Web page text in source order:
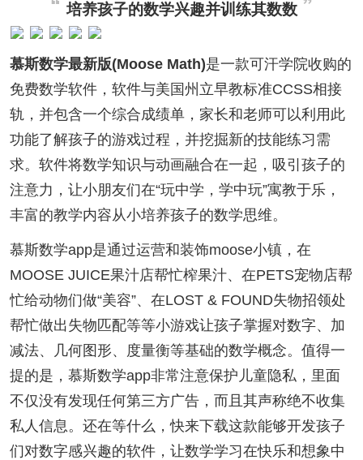
培养孩子的数学兴趣并训练其数数
慕斯数学最新版(Moose Math)是一款可汗学院收购的
免费数学软件，软件与美国州立早教标准CCSS相接
轨，并包含一个综合成绩单，家长和老师可以利用此
功能了解孩子的游戏过程，并挖掘新的技能练习需
求。软件将数学知识与动画融合在一起，吸引孩子的
注意力，让小朋友们在“玩中学，学中玩”寓教于乐，
丰富的教学内容从小培养孩子的数学思维。
慕斯数学app是通过运营和装饰moose小镇，在
MOOSE JUICE果汁店帮忙榨果汁、在PETS宠物店帮
忙给动物们做“美容”、在LOST & FOUND失物招领处
帮忙做出失物匹配等等小游戏让孩子掌握对数字、加
减法、几何图形、度量衡等基础的数学概念。值得一
提的是，慕斯数学app非常注意保护儿童隐私，里面
不仅没有发现任何第三方广告，而且其声称绝不收集
私人信息。还在等什么，快来下载这款能够开发孩子
们对数字感兴趣的软件，让数学学习在快乐和想象中